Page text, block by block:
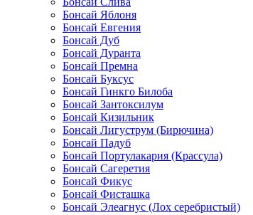
Бонсай Яблоня
Бонсай Евгения
Бонсай Дуб
Бонсай Дуранта
Бонсай Премна
Бонсай Буксус
Бонсай Гинкго Билоба
Бонсай Зантоксилум
Бонсай Кизильник
Бонсай Лигуструм (Бирючина)
Бонсай Падуб
Бонсай Портулакария (Крассула)
Бонсай Сагеретия
Бонсай Фикус
Бонсай Фисташка
Бонсай Элеагнус (Лох серебристый)